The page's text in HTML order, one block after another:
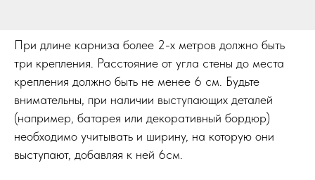
При длине карниза более 2-х метров должно быть
три крепления. Расстояние от угла стены до места
крепления должно быть не менее 6 см. Будьте
внимательны, при наличии выступающих деталей
(например, батарея или декоративный бордюр)
необходимо учитывать и ширину, на которую они
выступают, добавляя к ней 6см.